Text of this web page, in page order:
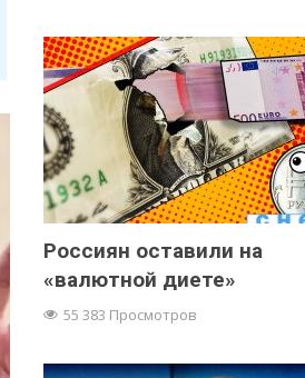
Россиян оставили на
«валютной диете»
55 383 Просмотров